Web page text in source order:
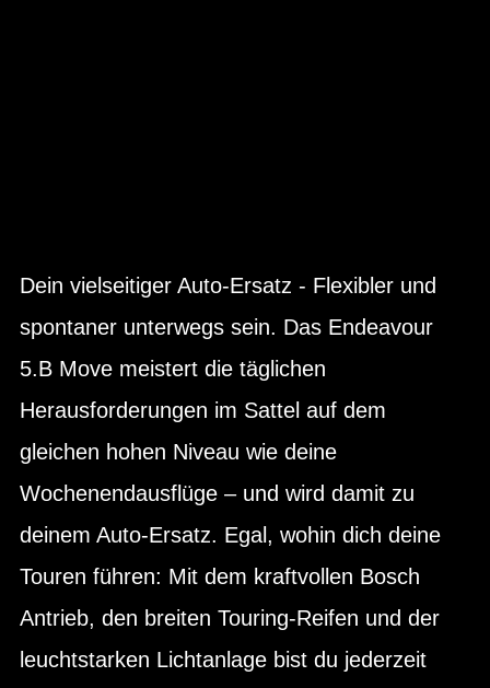
Dein vielseitiger Auto-Ersatz - Flexibler und
spontaner unterwegs sein. Das Endeavour
5.B Move meistert die täglichen
Herausforderungen im Sattel auf dem
gleichen hohen Niveau wie deine
Wochenendausflüge – und wird damit zu
deinem Auto-Ersatz. Egal, wohin dich deine
Touren führen: Mit dem kraftvollen Bosch
Antrieb, den breiten Touring-Reifen und der
leuchtstarken Lichtanlage bist du jederzeit